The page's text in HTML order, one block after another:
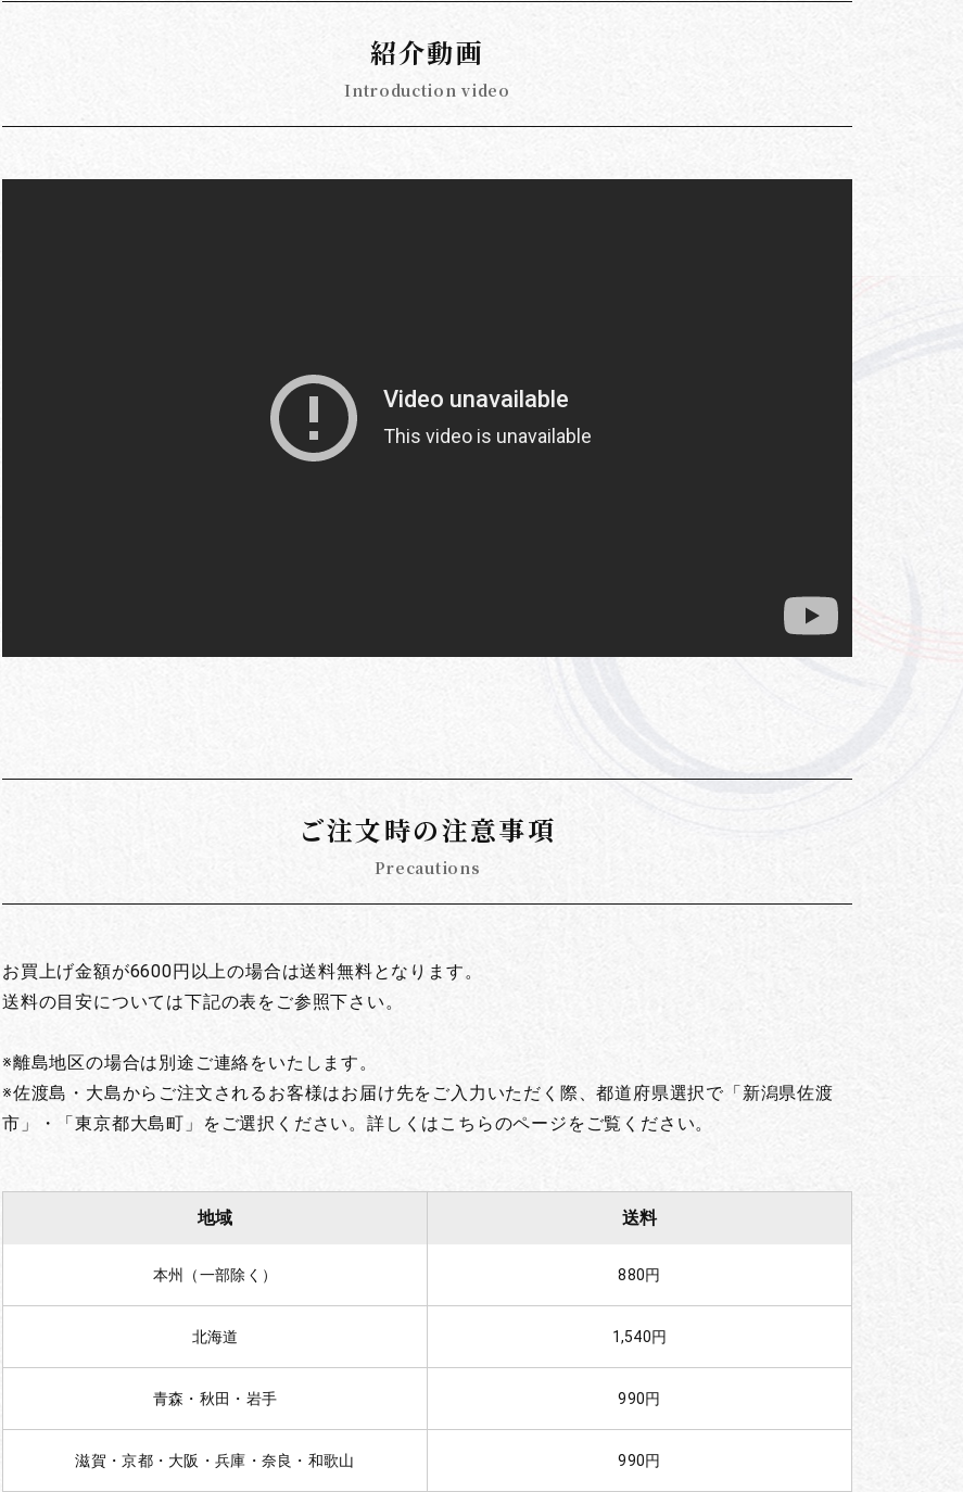
お買い物を続ける カートへ進む
紹介動画
Introduction video
ご注文時の注意事項
Precautions
お買上げ金額が6600円以上の場合は送料無料となります。
送料の目安については下記の表をご参照下さい。
※離島地区の場合は別途ご連絡をいたします。
※佐渡島・大島からご注文されるお客様はお届け先をご入力いただく際、都道府県選択で「新潟県佐渡
市」・「東京都大島町」をご選択ください。詳しくはこちらのページをご覧ください。
地域 送料
本州（一部除く） 880円
北海道 1,540円
青森・秋田・岩手 990円
滋賀・京都・大阪・兵庫・奈良・和歌山 990円